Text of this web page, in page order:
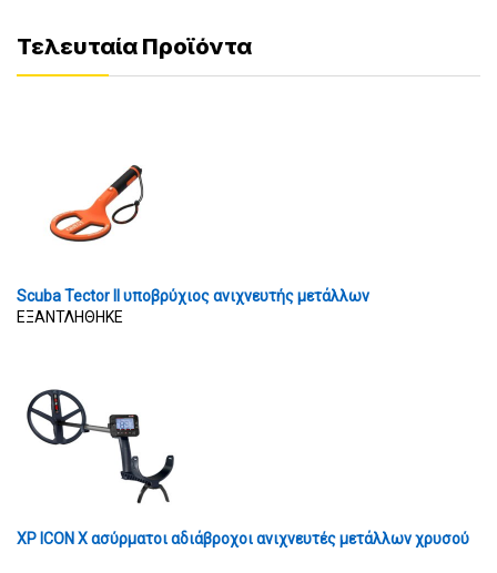
Τελευταία Προϊόντα
Scuba Tector II υποβρύχιος ανιχνευτής μετάλλων
ΕΞΑΝΤΛΗΘΗΚΕ
XP ICON X ασύρματοι αδιάβροχοι ανιχνευτές μετάλλων χρυσού